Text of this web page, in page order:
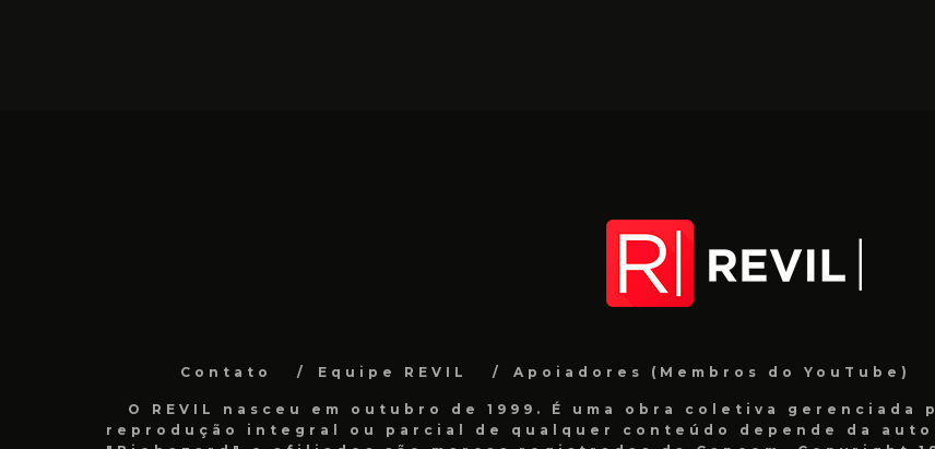
Contato Equipe REVIL Apoiadores (Membros do YouTube)
O REVIL nasceu em outubro de 1999. É uma obra coletiva
reprodução integral ou parcial de qualquer conteúdo depende da